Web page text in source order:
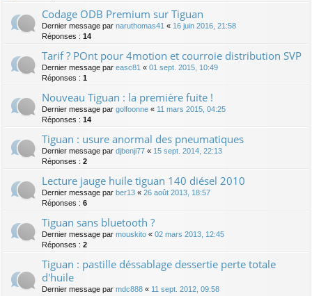
Codage ODB Premium sur Tiguan
Dernier message par naruthomas41 « 16 juin 2016, 21:58
Réponses : 14
Tarif ? POnt pour 4motion et courroie distribution SVP
Dernier message par easc81 « 01 sept. 2015, 10:49
Réponses : 1
Nouveau Tiguan : la première fuite !
Dernier message par golfoonne « 11 mars 2015, 04:25
Réponses : 14
Tiguan : usure anormal des pneumatiques
Dernier message par djbenji77 « 15 sept. 2014, 22:13
Réponses : 2
Lecture jauge huile tiguan 140 diésel 2010
Dernier message par ber13 « 26 août 2013, 18:57
Réponses : 6
Tiguan sans bluetooth ?
Dernier message par mouskito « 02 mars 2013, 12:45
Réponses : 2
Tiguan : pastille déssablage dessertie perte totale
d'huile
Dernier message par mdc888 « 11 sept. 2012, 09:58